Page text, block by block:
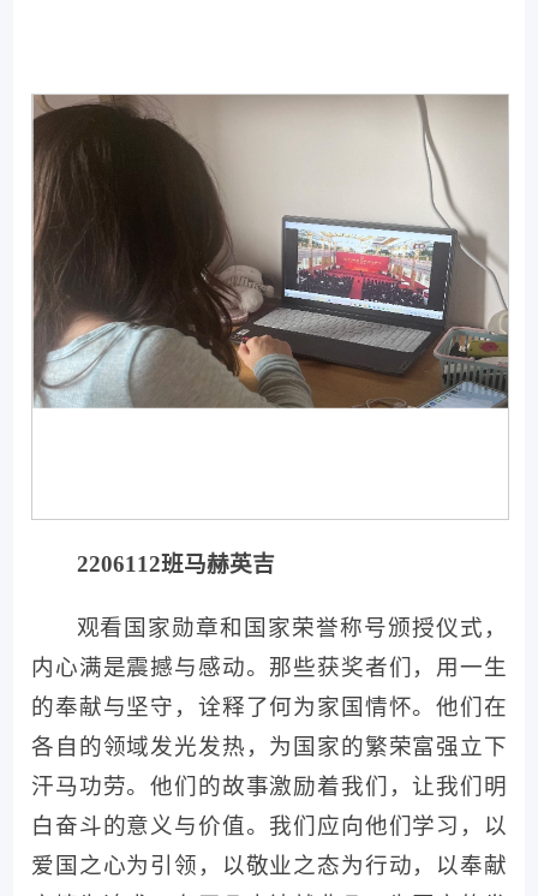
2206112班马赫英吉
观看国家勋章和国家荣誉称号颁授仪式，
内心满是震撼与感动。那些获奖者们，用一生
的奉献与坚守，诠释了何为家国情怀。他们在
各自的领域发光发热，为国家的繁荣富强立下
汗马功劳。他们的故事激励着我们，让我们明
白奋斗的意义与价值。我们应向他们学习，以
爱国之心为引领，以敬业之态为行动，以奉献